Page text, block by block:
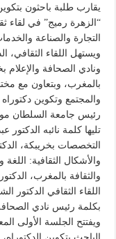
يقارب طلبة باحثون
التجارة والصناعة
ويستهل اللقاء الثقافي،
ونادي الصحافة والإعلام
بالمغرب، وبتعاون مع
والمجتمع وتكوين دكتوراه
رئيس جامعة السلطان
تليها كلمة نائبه الدكتور
التخصصات بخريبكة،
والأشكال الثقافية:
والثقافة بالمغرب،
اللقاء الثقافي الدكتور
بكلمة رئيس نادي الصحافة
ويفتتح الجلسة الأولى